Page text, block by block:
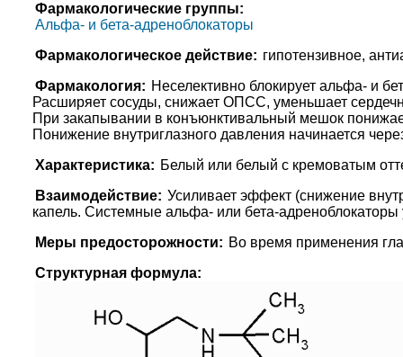
Фармакологические группы:
Альфа- и бета-адреноблокаторы
Фармакологическое действие: гипотензивное,
Фармакология: Неселективно блокирует альфа- и
Расширяет сосуды, снижает ОПСС, уменьшает
При закапывании в конъюнктивальный мешок
Понижение внутриглазного давления начинается
Характеристика: Белый или белый с кремоватым
Взаимодействие: Усиливает эффект (снижение
капель. Cистемные альфа- или бета-адреноблокаторы
Меры предосторожности: Во время применения
Структурная формула: